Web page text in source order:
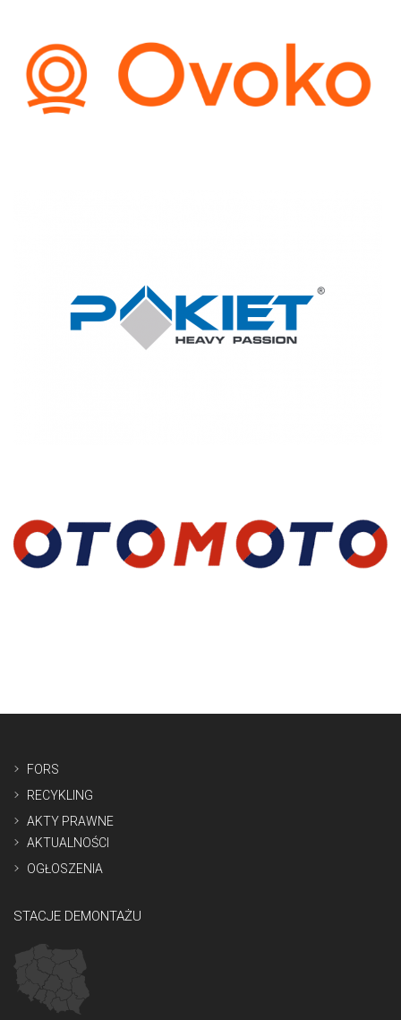
FORS
RECYKLING
AKTY PRAWNE
AKTUALNOŚCI
OGŁOSZENIA
STACJE DEMONTAŻU